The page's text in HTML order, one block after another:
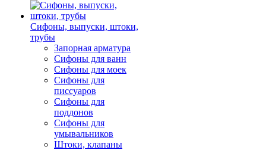
Сифоны, выпуски, штоки,
трубы
Запорная арматура
Сифоны для ванн
Сифоны для моек
Сифоны для
писсуаров
Сифоны для
поддонов
Сифоны для
умывальников
Штоки, клапаны